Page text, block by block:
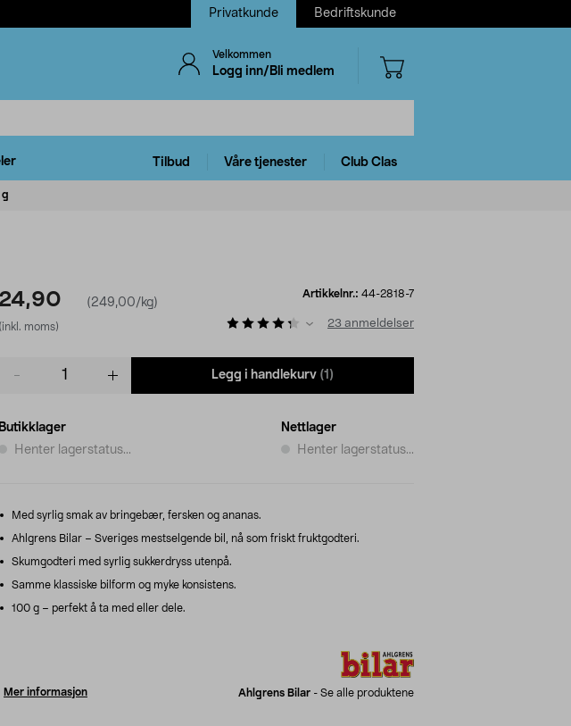
Privatkunde Bedriftskunde
Velkommen
Logg inn/Bli medlem
Tilbud Våre tjenester Club Clas
g
24,90 (249,00/kg)
(inkl. moms)
Artikkelnr.: 44-2818-7
23 anmeldelser
Legg i handlekurv (1)
Butikklager
Henter lagerstatus...
Nettlager
Henter lagerstatus...
Med syrlig smak av bringebær, fersken og ananas.
Ahlgrens Bilar – Sveriges mestselgende bil, nå som friskt fruktgodteri.
Skumgodteri med syrlig sukkerdryss utenpå.
Samme klassiske bilform og myke konsistens.
100 g – perfekt å ta med eller dele.
Mer informasjon Ahlgrens Bilar - Se alle produktene